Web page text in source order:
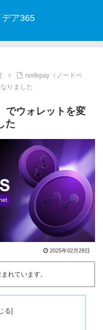
ア365
nodepay（ノードペ
りました
でウォレットを変
た
2025年02月28日
れています。